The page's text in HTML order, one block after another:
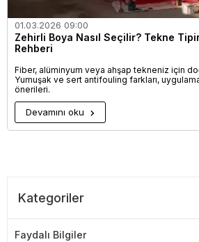
01.03.2026 09:00
Zehirli Boya Nasıl Seçilir? Tekne
Rehberi
Fiber, alüminyum veya ahşap tekneniz için
Yumuşak ve sert antifouling farkları,
önerileri.
Devamını oku
Kategoriler
Faydalı Bilgiler